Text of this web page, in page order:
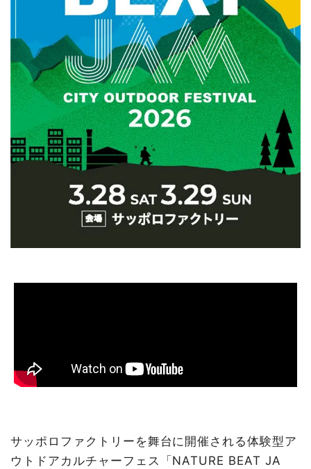
サッポロファクトリーを舞台に開催される体験型ア
ウトドアカルチャーフェス「NATURE BEAT JA